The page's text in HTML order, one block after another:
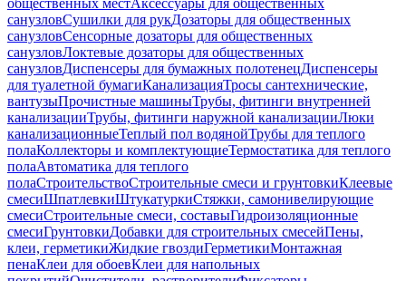
общественных местАксессуары для общественных
санузловСушилки для рукДозаторы для общественных
санузловСенсорные дозаторы для общественных
санузловЛоктевые дозаторы для общественных
санузловДиспенсеры для бумажных полотенецДиспенсеры
для туалетной бумагиКанализацияТросы сантехнические,
вантузыПрочистные машиныТрубы, фитинги внутренней
канализацииТрубы, фитинги наружной канализацииЛюки
канализационныеТеплый пол водянойТрубы для теплого
полаКоллекторы и комплектующиеТермостатика для теплого
полаАвтоматика для теплого
полаСтроительствоСтроительные смеси и грунтовкиКлеевые
смесиШпатлевкиШтукатуркиСтяжки, самонивелирующие
смесиСтроительные смеси, составыГидроизоляционные
смесиГрунтовкиДобавки для строительных смесейПены,
клеи, герметикиЖидкие гвоздиГерметикиМонтажная
пенаКлеи для обоевКлеи для напольных